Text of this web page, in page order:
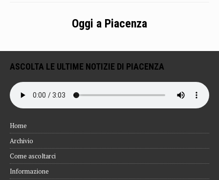
Oggi a Piacenza
ASCOLTA LE ULTIME NOTIZIE DI PIACENZA
Home
Archivio
Come ascoltarci
Informazione